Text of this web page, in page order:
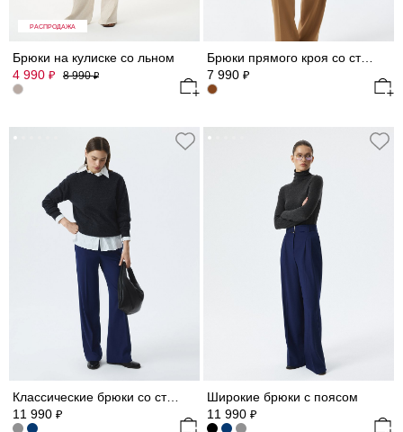
РАСПРОДАЖА
Брюки на кулиске со льном
4 990 ₽ 8 990₽
Брюки прямого кроя со стрелками
7 990 ₽
Классические брюки со стрелками
11 990 ₽
Широкие брюки с поясом
11 990 ₽